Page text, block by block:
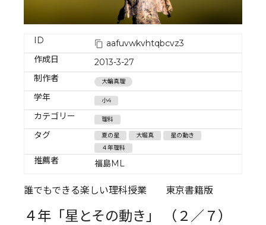
ID
aafuvwkvhtqbcvz3
作成日
2013-3-27
制作者
大輪真理
学年 小4
カテゴリー 理科
タグ 夏の星 大堀真
星の動き
４年理科
推薦者 福島ML
誰でもできる楽しい理科授業 東京書籍版
４年「星とその動き」 （２／７）